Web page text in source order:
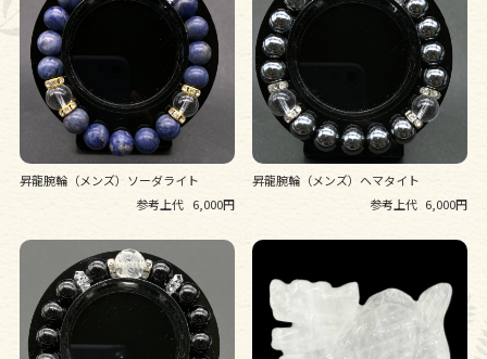
昇龍腕輪（メンズ）ソーダライト
参考上代 6,000円
昇龍腕輪（メンズ）ヘマタイト
参考上代 6,000円